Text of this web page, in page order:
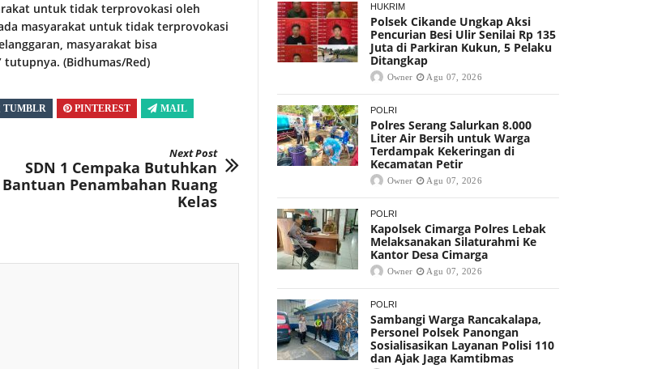
untuk tidak terprovokasi oleh
masyarakat untuk tidak terprovokasi
masyarakat bisa
(Bidhumas/Red)
TUMBLR PINTEREST MAIL
Next Post
SDN 1 Cempaka Butuhkan
Bantuan Penambahan Ruang
Kelas
HUKRIM
Polsek Cikande Ungkap Aksi
Pencurian Besi Ulir Senilai Rp 135
Juta di Parkiran Kukun, 5 Pelaku
Ditangkap
Owner Agu 07, 2026
POLRI
Polres Serang Salurkan 8.000
Liter Air Bersih untuk Warga
Terdampak Kekeringan di
Kecamatan Petir
Owner Agu 07, 2026
POLRI
Kapolsek Cimarga Polres Lebak
Melaksanakan Silaturahmi Ke
Kantor Desa Cimarga
Owner Agu 07, 2026
POLRI
Sambangi Warga Rancakalapa,
Personel Polsek Panongan
Sosialisasikan Layanan Polisi 110
dan Ajak Jaga Kamtibmas